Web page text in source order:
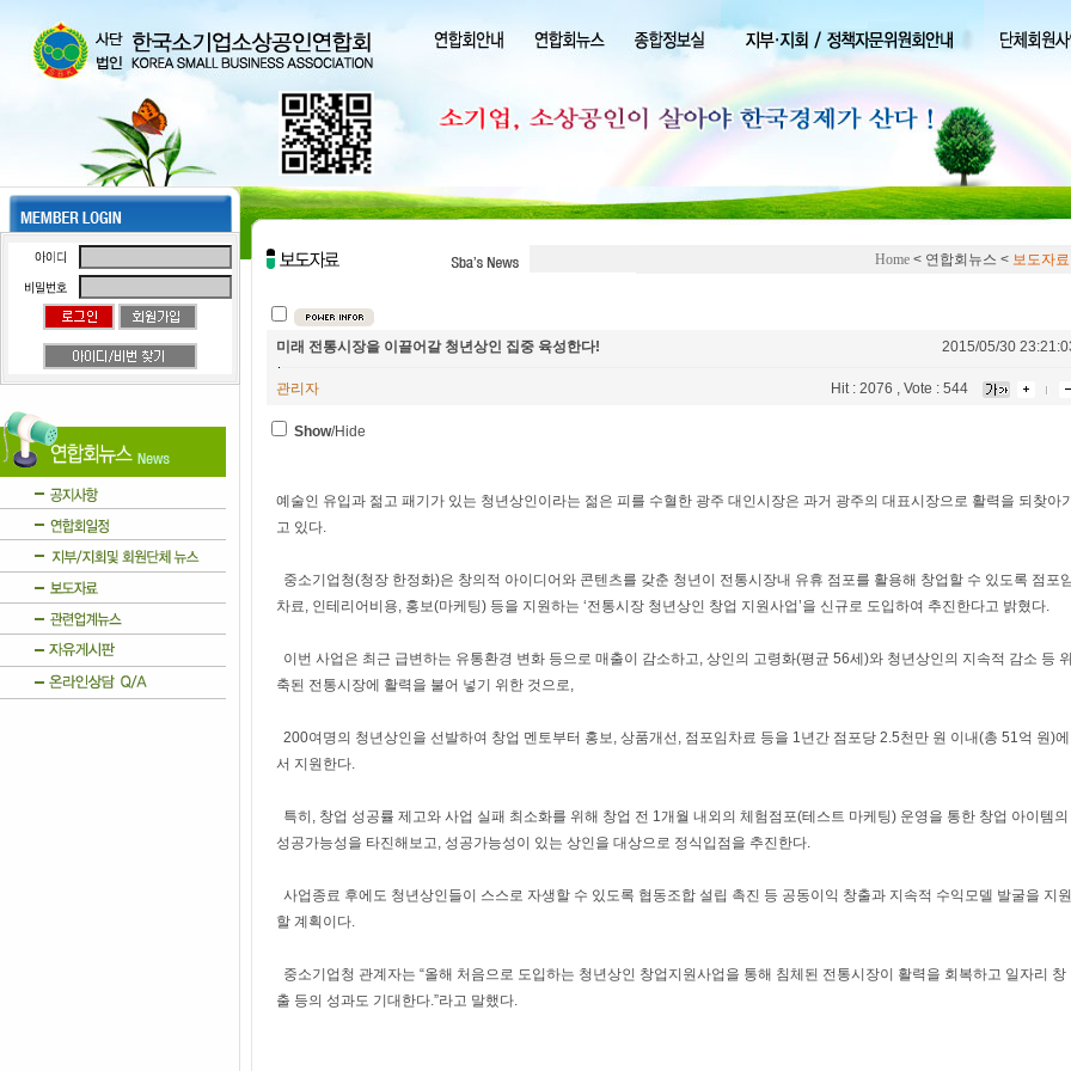
Home < 연합회뉴스 < 보도자료
미래 전통시장을 이끌어갈 청년상인 집중 육성한다! 2015/05/30
관리자 Hit : 2076 , Vote : 544
Show/Hide
예술인 유입과 젊고 패기가 있는 청년상인이라는 젊은 피를 수혈한 광주 대인시장은 과거 광주의 대표시장으로 활력을 되찾아
고 있다.
중소기업청(청장 한정화)은 창의적 아이디어와 콘텐츠를 갖춘 청년이 전통시장내 유휴 점포를 활용해 창업할 수 있도록 점포
차료, 인테리어비용, 홍보(마케팅) 등을 지원하는 ‘전통시장 청년상인 창업 지원사업’을 신규로 도입하여 추진한다고 밝혔다.
이번 사업은 최근 급변하는 유통환경 변화 등으로 매출이 감소하고, 상인의 고령화(평균 56세)와 청년상인의 지속적 감소 등
축된 전통시장에 활력을 불어 넣기 위한 것으로,
200여명의 청년상인을 선발하여 창업 멘토부터 홍보, 상품개선, 점포임차료 등을 1년간 점포당 2.5천만 원 이내(총 51억 원)에
서 지원한다.
특히, 창업 성공률 제고와 사업 실패 최소화를 위해 창업 전 1개월 내외의 체험점포(테스트 마케팅) 운영을 통한 창업 아이템의
성공가능성을 타진해보고, 성공가능성이 있는 상인을 대상으로 정식입점을 추진한다.
사업종료 후에도 청년상인들이 스스로 자생할 수 있도록 협동조합 설립 촉진 등 공동이익 창출과 지속적 수익모델 발굴을 지원
할 계획이다.
중소기업청 관계자는 “올해 처음으로 도입하는 청년상인 창업지원사업을 통해 침체된 전통시장이 활력을 회복하고 일자리 창
출 등의 성과도 기대한다.”라고 말했다.